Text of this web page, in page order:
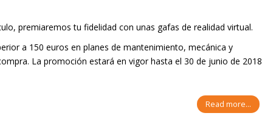
premiaremos tu fidelidad con unas gafas de realidad virtual.
a 150 euros en planes de mantenimiento, mecánica y
La promoción estará en vigor hasta el 30 de junio de 2018
Read more...